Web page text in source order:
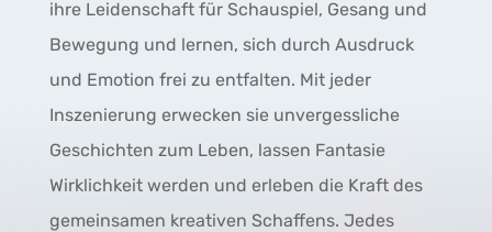
ihre Leidenschaft für Schauspiel, Gesang und
Bewegung und lernen, sich durch Ausdruck
und Emotion frei zu entfalten. Mit jeder
Inszenierung erwecken sie unvergessliche
Geschichten zum Leben, lassen Fantasie
Wirklichkeit werden und erleben die Kraft des
gemeinsamen kreativen Schaffens. Jedes